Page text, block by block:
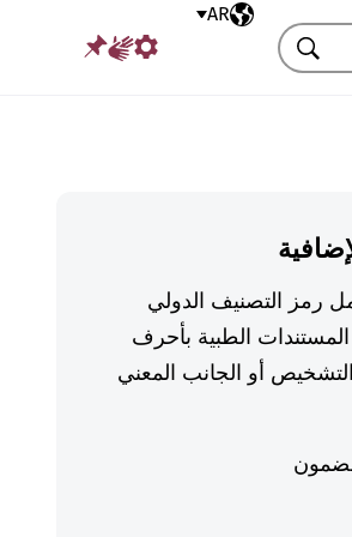
اللغة المختارةAR
بحث
رمز التصنيف الدولي
الطبية بأحرف
أو الجانب المعني